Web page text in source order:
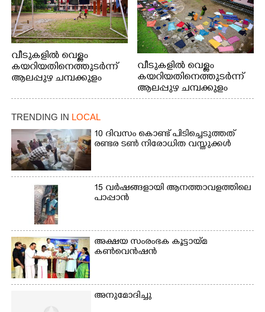
വീടുകളിൽ വെള്ളം
കയറിയതിനെത്തുടർന്ന്
ആലപ്പുഴ ചമ്പക്കുളം
പോരൂക്കര സെൻട്രൽ
സ്കൂളിലെ ദുരിതാശ്വാസ
ക്യാമ്പിലെത്തിയവർ
വസ്ത്രങ്ങൾ
ഉണക്കാനിട്ടിരിക്കുന്ന
ഗോൾപോസ്റ്റിന് മുന്നിൽ
ഫുട്ബോൾ കളികളിൽ
ഏർപ്പെട്ടിരിക്കുന്ന
കുട്ടികൾ
വീടുകളിൽ വെള്ളം
കയറിയതിനെത്തുടർന്ന്
ആലപ്പുഴ ചമ്പക്കുളം
ഫാദർ തോമസ്
ക്യാമ്പിലെത്തിയവർ മഴ
മാറിനിന്ന ഇടവേളയിൽ
ഉണക്കാനിടുന്ന കാഴ്ച.
TRENDING IN LOCAL
10 ദിവസം കൊണ്ട് പിടിച്ചെടുത്തത്
രണ്ടര ടൺ നിരോധിത വസ്തുക്കൾ
15 വർഷങ്ങളായി ആനത്താവളത്തിലെ
പാപ്പാൻ
അക്ഷയ സംരംഭക കൂട്ടായ്മ
കൺവെൻഷൻ
അനുമോദിച്ചു